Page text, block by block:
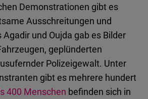
Demonstrationen gibt es
Ausschreitungen und
und Oujda gab es Bilder
geplünderten
Polizeigewalt. Unter
gibt es mehrere hundert
400 Menschen befinden sich in